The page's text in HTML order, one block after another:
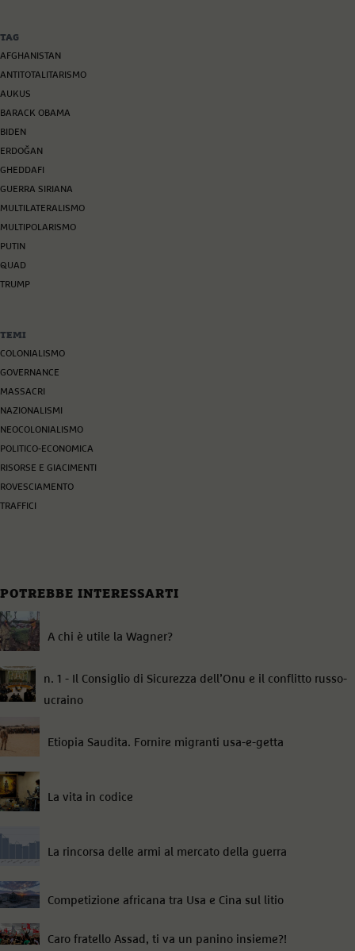
TAG
AFGHANISTAN
ANTITOTALITARISMO
AUKUS
BARACK OBAMA
BIDEN
ERDOĞAN
GHEDDAFI
GUERRA SIRIANA
MULTILATERALISMO
MULTIPOLARISMO
PUTIN
QUAD
TRUMP
TEMI
COLONIALISMO
GOVERNANCE
MASSACRI
NAZIONALISMI
NEOCOLONIALISMO
POLITICO-ECONOMICA
RISORSE E GIACIMENTI
ROVESCIAMENTO
TRAFFICI
POTREBBE INTERESSARTI
A chi è utile la Wagner?
n. 1 - Il Consiglio di Sicurezza dell’Onu e il conflitto russo-
ucraino
Etiopia Saudita. Fornire migranti usa-e-getta
La vita in codice
La rincorsa delle armi al mercato della guerra
Competizione africana tra Usa e Cina sul litio
Caro fratello Assad, ti va un panino insieme?!